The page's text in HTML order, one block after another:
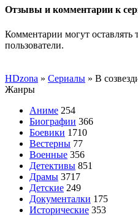
Отзывы и комментарии к
Комментарии могут оставлять
пользователи.
HDzona » Сериалы » В
Жанры
Аниме 254
Биографии 366
Боевики 1710
Вестерны 77
Военные 356
Детективы 851
Драмы 3717
Детские 249
Документалки 175
Исторические 353